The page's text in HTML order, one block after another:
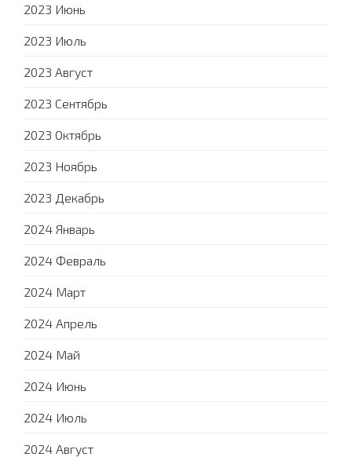
2023 Июнь
2023 Июль
2023 Август
2023 Сентябрь
2023 Октябрь
2023 Ноябрь
2023 Декабрь
2024 Январь
2024 Февраль
2024 Март
2024 Апрель
2024 Май
2024 Июнь
2024 Июль
2024 Август